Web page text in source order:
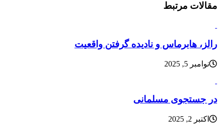
مقالات مرتبط
رالز، هابرماس و نادیده گرفتن واقعیت
نوامبر 5, 2025
در جستجوی مسلمانی
اکتبر 2, 2025